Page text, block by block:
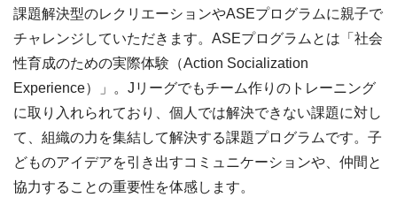
課題解決型のレクリエーションやASEプログラムに親子で
チャレンジしていただきます。ASEプログラムとは「社会
性育成のための実際体験（Action Socialization
Experience）」。Jリーグでもチーム作りのトレーニング
に取り入れられており、個人では解決できない課題に対し
て、組織の力を集結して解決する課題プログラムです。子
どものアイデアを引き出すコミュニケーションや、仲間と
協力することの重要性を体感します。